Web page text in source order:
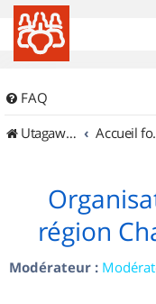
FAQ
UtagawaVTT (Randos VTT et VTTAE avec traces GPS)
région
Modérateur :